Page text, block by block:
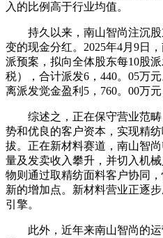
入的比例高于行业均值。
持久以来，南山智尚注沉股
变的现金分红。2025年4月9日
派预案，拟向全体股东每10股
税），合计派发6，440。05万
离派发觉金盈利5，760。00万元
综述之，正在保守营业范畴
势和优良的客户资本，实现精
拔。正在新材料赛道，南山智
量及发卖收入攀升，并切入机
物则通过取精纺面料客户协同
新的增加点。新材料营业正逐
引擎。
此外，近年来南山智尚的运